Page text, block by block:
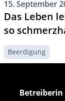
15. September
Das Leben
so
Beerdigung
Betreiberin